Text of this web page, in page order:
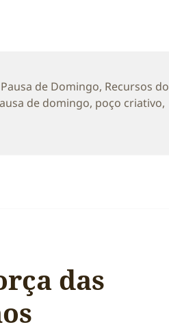
Pausa de Domingo, Recursos do
de domingo, poço criativo,
das